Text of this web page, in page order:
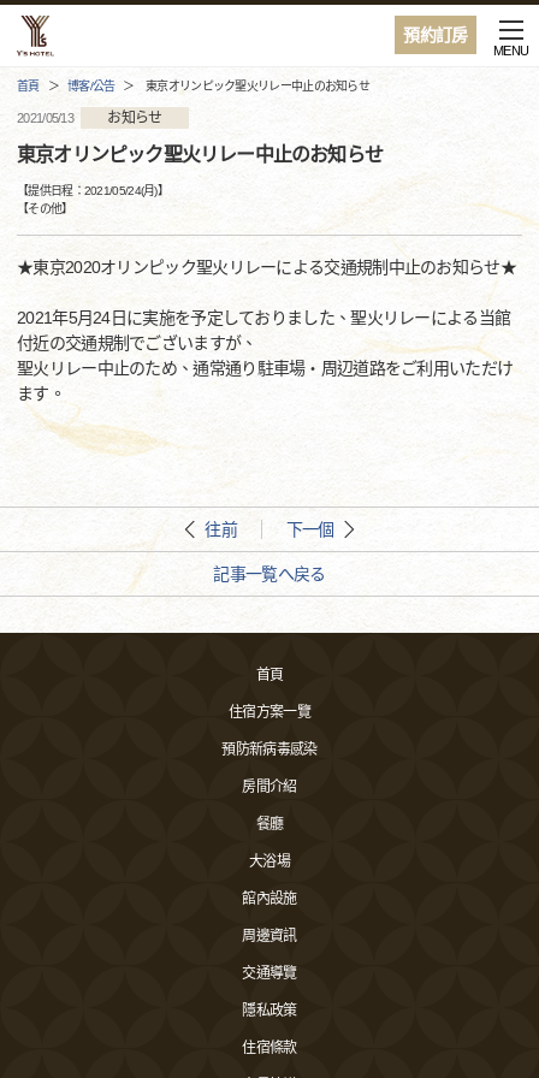
預約訂房
MENU
首頁 博客/公告 東京オリンピック聖火リレー中止のお知らせ
2021/05/13 お知らせ
東京オリンピック聖火リレー中止のお知らせ
【提供日程：2021/05/24(月)】
【その他】
★東京2020オリンピック聖火リレーによる交通規制中止のお知らせ★
2021年5月24日に実施を予定しておりました、聖火リレーによる当館
付近の交通規制でございますが、
聖火リレー中止のため、通常通り駐車場・周辺道路をご利用いただけ
ます。
往前 下一個
記事一覧へ戻る
首頁
住宿方案一覽
預防新病毒感染
房間介紹
餐廳
大浴場
館內設施
周邊資訊
交通導覽
隱私政策
住宿條款